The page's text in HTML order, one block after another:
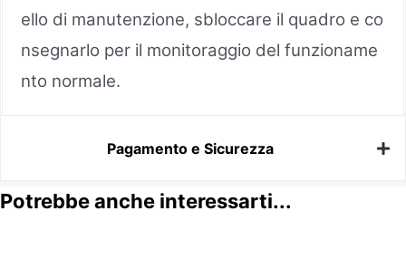
ello di manutenzione, sbloccare il quadro e co
nsegnarlo per il monitoraggio del funzioname
nto normale.
Pagamento e Sicurezza
Potrebbe anche interessarti...